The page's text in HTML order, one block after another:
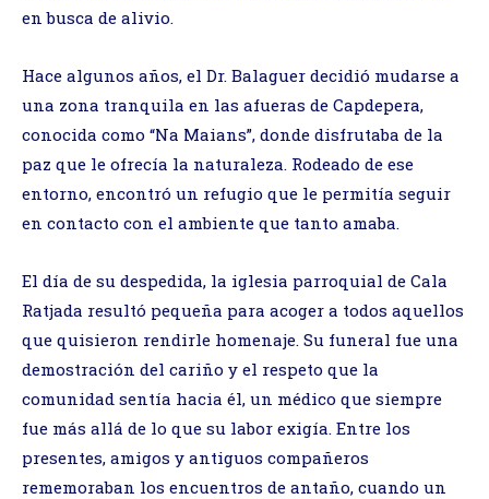
en busca de alivio.
Hace algunos años, el Dr. Balaguer decidió mudarse a
una zona tranquila en las afueras de Capdepera,
conocida como “Na Maians”, donde disfrutaba de la
paz que le ofrecía la naturaleza. Rodeado de ese
entorno, encontró un refugio que le permitía seguir
en contacto con el ambiente que tanto amaba.
El día de su despedida, la iglesia parroquial de Cala
Ratjada resultó pequeña para acoger a todos aquellos
que quisieron rendirle homenaje. Su funeral fue una
demostración del cariño y el respeto que la
comunidad sentía hacia él, un médico que siempre
fue más allá de lo que su labor exigía. Entre los
presentes, amigos y antiguos compañeros
rememoraban los encuentros de antaño, cuando un